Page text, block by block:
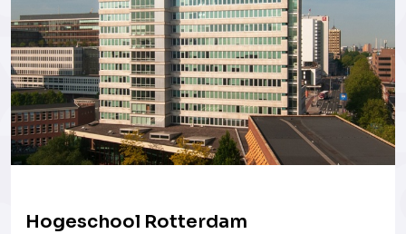
Hogeschool Rotterdam